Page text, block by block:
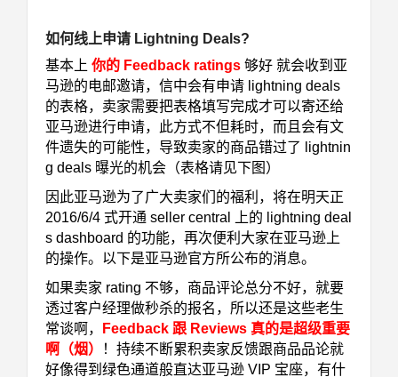
如何线上申请 Lightning Deals?
基本上 你的 Feedback ratings 够好 就会收到亚
马逊的电邮邀请，信中会有申请 lightning deals
的表格，卖家需要把表格填写完成才可以寄还给
亚马逊进行申请，此方式不但耗时，而且会有文
件遗失的可能性，导致卖家的商品错过了 lightnin
g deals 曝光的机会（表格请见下图）
因此亚马逊为了广大卖家们的福利，将在明天正
2016/6/4 式开通 seller central 上的 lightning deal
s dashboard 的功能，再次便利大家在亚马逊上
的操作。以下是亚马逊官方所公布的消息。
如果卖家 rating 不够，商品评论总分不好，就要
透过客户经理做秒杀的报名，所以还是这些老生
常谈啊，
Feedback 跟 Reviews 真的是超级重要
啊 （烟）
！持续不断累积卖家反馈跟商品品论就
好像得到绿色通道般直达亚马逊 VIP 宝座，有什